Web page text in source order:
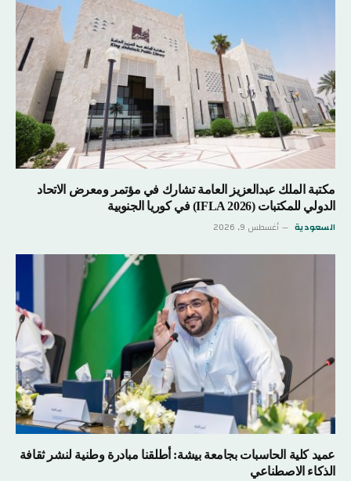
مكتبة الملك عبدالعزيز العامة تشارك في مؤتمر ومعرض الاتحاد
الدولي للمكتبات (IFLA 2026) في كوريا الجنوبية
السعودية أغسطس 9, 2026
عميد كلية الحاسبات بجامعة بيشة: أطلقنا مبادرة وطنية لنشر ثقافة
الذكاء الاصطناعي